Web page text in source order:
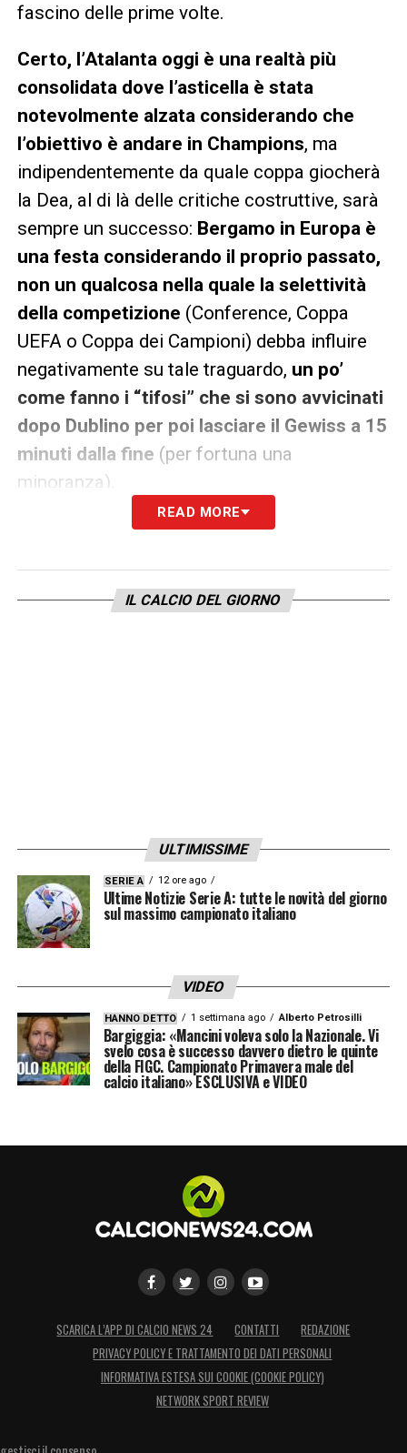
fascino delle prime volte.
Certo, l’Atalanta oggi è una realtà più
consolidata dove l’asticella è stata
notevolmente alzata considerando che
l’obiettivo è andare in Champions, ma
indipendentemente da quale coppa giocherà
la Dea, al di là delle critiche costruttive, sarà
sempre un successo: Bergamo in Europa è
una festa considerando il proprio passato,
non un qualcosa nella quale la selettività
della competizione (Conference, Coppa
UEFA o Coppa dei Campioni) debba influire
negativamente su tale traguardo, un po’
come fanno i “tifosi” che si sono avvicinati
dopo Dublino per poi lasciare il Gewiss a 15
minuti dalla fine (per fortuna una
minoranza).
‘Atalanta in Europa sottolinea che certi
ha avuto bisogno della famiglia
Percassi, così come essa ha avuto bisogno
spettacolare, meravigliosa, incredibile
LA PLAYLIST DELLE NOSTRE TOP NEWS
READ MORE
IL CALCIO DEL GIORNO
ULTIMISSIME
SERIE A 12 ore ago
Ultime Notizie Serie A: tutte le novità del giorno
sul massimo campionato italiano
VIDEO
HANNO DETTO 1 settimana ago Alberto Petrosilli
Bargiggia: «Mancini voleva solo la Nazionale. Vi
svelo cosa è successo davvero dietro le quinte
della FIGC. Campionato Primavera male del
calcio italiano» ESCLUSIVA e VIDEO
SCARICA L’APP DI CALCIO NEWS 24 CONTATTI
REDAZIONE
PRIVACY POLICY E TRATTAMENTO DEI DATI PERSONALI
INFORMATIVA ESTESA SUI COOKIE (COOKIE POLICY)
NETWORK SPORT REVIEW